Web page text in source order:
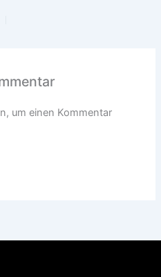
um einen Kommentar